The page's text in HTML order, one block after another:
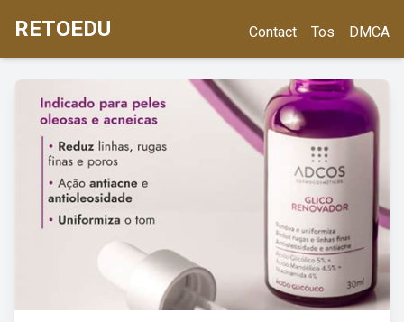
RETOEDU Contact Tos DMCA